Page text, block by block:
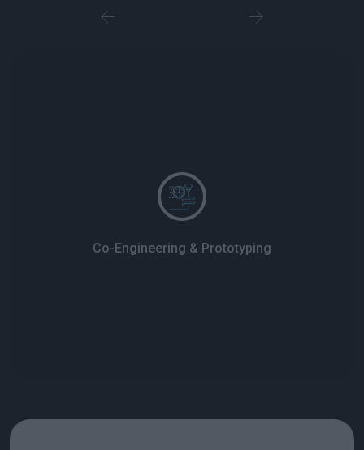
Co-Engineering & Prototyping